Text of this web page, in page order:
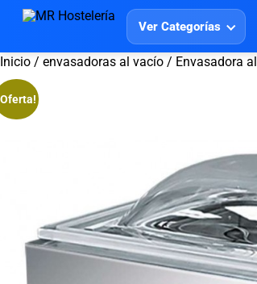
Ver Categorías
Inicio / envasadoras al vacío / Envasadora